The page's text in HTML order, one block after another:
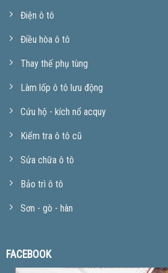
Điện ô tô
Điều hòa ô tô
Thay thế phụ tùng
Làm lốp ô tô lưu động
Cứu hộ - kích nổ acquy
Kiểm tra ô tô cũ
Sửa chữa ô tô
Bảo trì ô tô
Sơn - gò - hàn
FACEBOOK